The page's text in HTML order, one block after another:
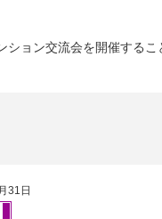
ション交流会を開催する
31日